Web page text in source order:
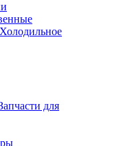
Холодильное
для